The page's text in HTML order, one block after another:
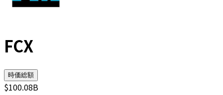
FCX
時価総額
$100.08B